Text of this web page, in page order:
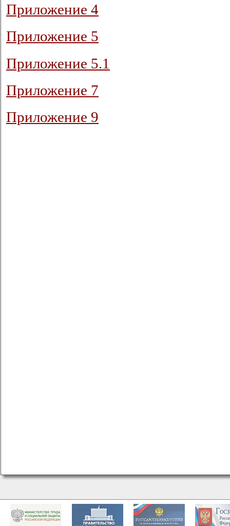
Приложение 4
Приложение 5
Приложение 5.1
Приложение 7
Приложение 9